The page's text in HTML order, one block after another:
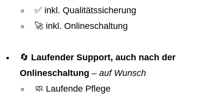
✅ inkl. Qualitätssicherung
🚀 inkl. Onlineschaltung
🔄 Laufender Support, auch nach der
Onlineschaltung – auf Wunsch
🧼 Laufende Pflege